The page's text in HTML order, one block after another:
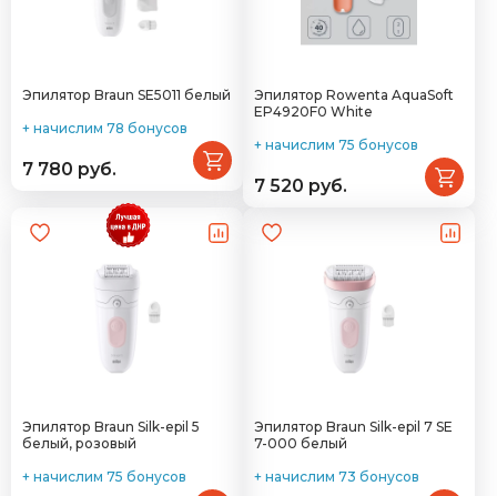
Эпилятор Braun SE5011 белый
+ начислим 78 бонусов
7 780 руб.
Эпилятор Rowenta AquaSoft
EP4920F0 White
+ начислим 75 бонусов
7 520 руб.
Эпилятор Braun Silk-epil 5
белый, розовый
+ начислим 75 бонусов
Эпилятор Braun Silk-epil 7 SE
7-000 белый
+ начислим 73 бонусов